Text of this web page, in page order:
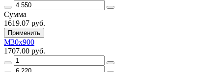
Сумма
1619.07 руб.
Применить
М30х900
1707.00 руб.